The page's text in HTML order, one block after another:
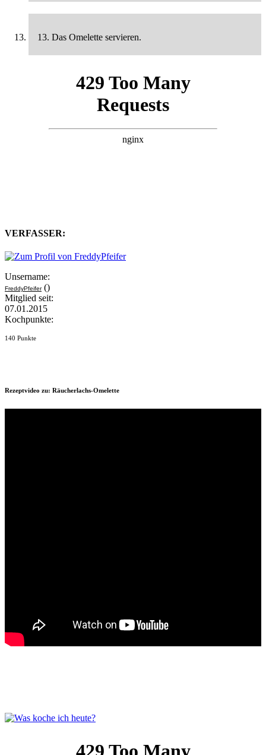
13. Das Omelette servieren.
VERFASSER:
Unsername:
FreddyPfeifer()
Mitglied seit:
07.01.2015
Kochpunkte:
140 Punkte
Rezeptvideo zu: Räucherlachs-Omelette